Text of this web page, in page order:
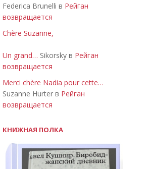
Federica Brunelli в Рейган
возвращается
Chère Suzanne,
Un grand… Sikorsky в Рейган
возвращается
Merci chère Nadia pour cette…
Suzanne Hurter в Рейган
возвращается
КНИЖНАЯ ПОЛКА